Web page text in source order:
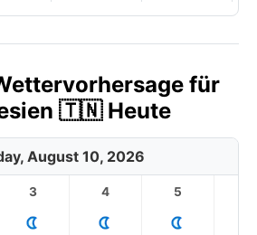
für
🇹🇳 Heute
August 10, 2026
3 4 5